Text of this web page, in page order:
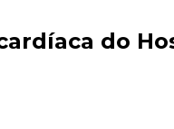
do